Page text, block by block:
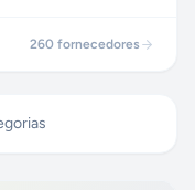
260 fornecedores